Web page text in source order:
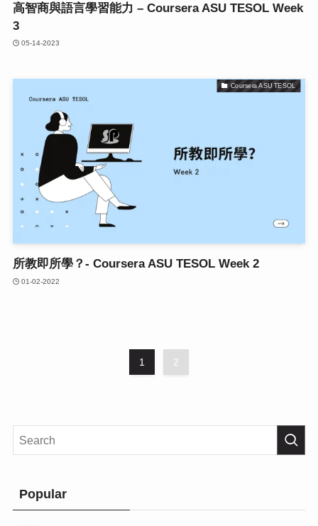
高智商與語言學習能力 – Coursera ASU TESOL Week
3
05-14-2023
Coursera ASU TESOL
所教即所學？- Coursera ASU TESOL Week 2
01-02-2022
1 2
Popular